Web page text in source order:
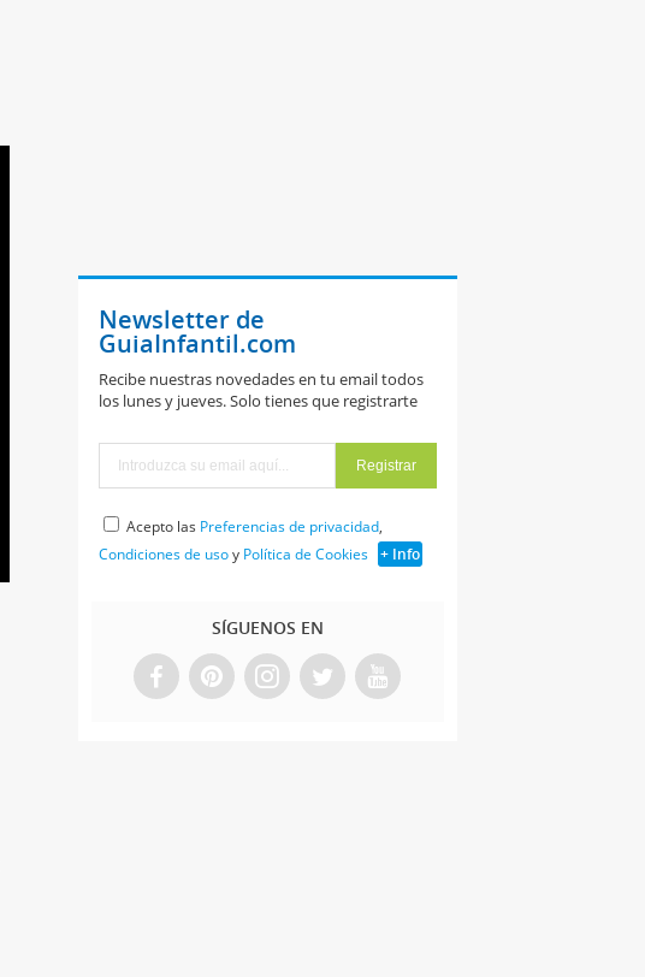
Newsletter de
GuiaInfantil.com
Recibe nuestras novedades en tu email todos
los lunes y jueves. Solo tienes que registrarte
Acepto las Preferencias de privacidad,
Condiciones de usoy Política de Cookies + Info
SÍGUENOS EN